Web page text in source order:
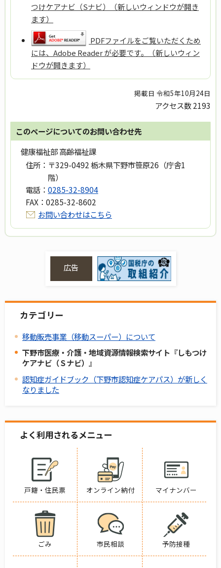
つけケアナビ（Sナビ）（新しいウィンドウが開き
ます）
PDFファイルをご覧いただくため
には、Adobe Reader が必要です。（新しいウィン
ドウが開きます）
掲載日 令和5年10月24日
アクセス数2193
このページについてのお問い合わせ先
健康福祉部 高齢福祉課
住所： 〒329-0492 栃木県下野市笹原26（庁舎1
階）
電話： 0285-32-8904
FAX： 0285-32-8602
お問い合わせはこちら
広告
カテゴリー
移動販売事業（移動スーパー）について
下野市医療・介護・地域資源情報検索サイト『しもつけ
ケアナビ（Ｓナビ）』
認知症ガイドブック（下野市認知症ケアパス）が新しく
なりました
よく利用されるメニュー
戸籍・住民票 オンライン納付 マイナンバー
ごみ 市民相談 予防接種